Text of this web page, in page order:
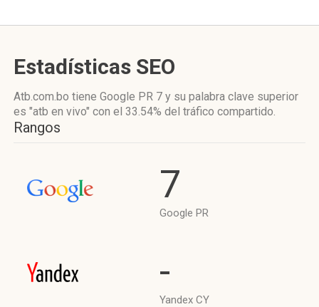
Estadísticas SEO
Atb.com.bo tiene Google PR 7 y su palabra clave superior
es "atb en vivo" con el 33.54% del tráfico compartido.
Rangos
7
Google PR
-
Yandex CY